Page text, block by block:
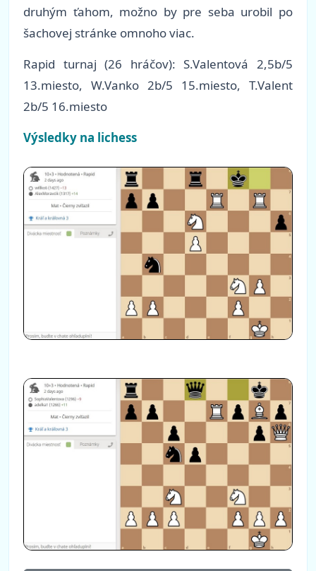
druhým ťahom, možno by pre seba urobil po
šachovej stránke omnoho viac.
Rapid turnaj (26 hráčov): S.Valentová 2,5b/5
13.miesto, W.Vanko 2b/5 15.miesto, T.Valent
2b/5 16.miesto
Výsledky na lichess